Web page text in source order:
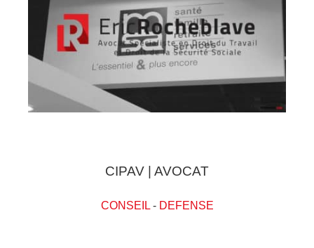
CIPAV | AVOCAT
CONSEIL- DEFENSE